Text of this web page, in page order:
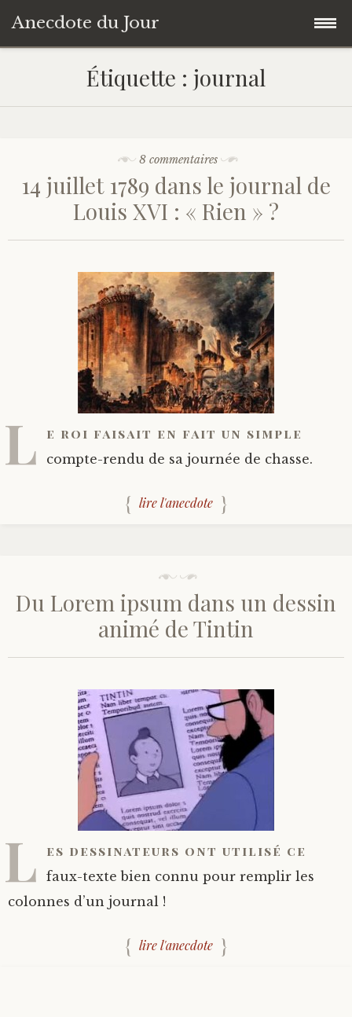
Anecdote du Jour
contenu
Livres de Culture Générale
À propos
Étiquette : journal
8 commentaires
14 juillet 1789 dans le journal de
Louis XVI : « Rien » ?
L e roi faisait en fait un simple
compte-rendu de sa journée de chasse.
lire l'anecdote
Du Lorem ipsum dans un dessin
animé de Tintin
L es dessinateurs ont utilisé ce
faux-texte bien connu pour remplir les
colonnes d’un journal !
lire l'anecdote